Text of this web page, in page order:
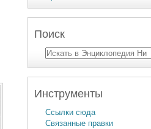
Поиск
Инструменты
Ссылки сюда
Связанные правки